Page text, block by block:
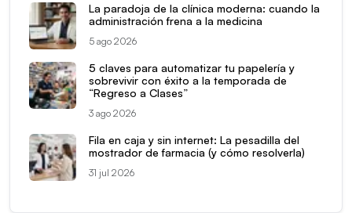
La paradoja de la clínica moderna: cuando la
administración frena a la medicina
5 ago 2026
5 claves para automatizar tu papelería y
sobrevivir con éxito a la temporada de
“Regreso a Clases”
3 ago 2026
Fila en caja y sin internet: La pesadilla del
mostrador de farmacia (y cómo resolverla)
31 jul 2026